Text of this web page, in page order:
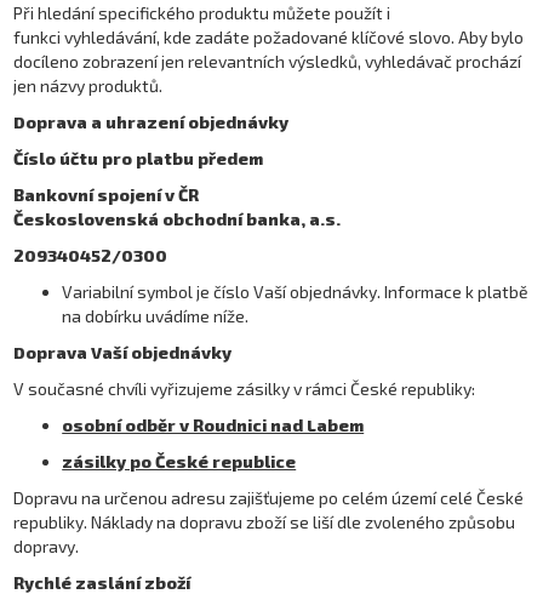
Při hledání specifického produktu můžete použít i
funkci vyhledávání, kde zadáte požadované klíčové slovo. Aby bylo
docíleno zobrazení jen relevantních výsledků, vyhledávač prochází
jen názvy produktů.
Doprava a uhrazení objednávky
Číslo účtu pro platbu předem
Bankovní spojení v ČR
Československá obchodní banka, a.s.
209340452/0300
Variabilní symbol je číslo Vaší objednávky. Informace k platbě
na dobírku uvádíme níže.
Doprava Vaší objednávky
V současné chvíli vyřizujeme zásilky v rámci České republiky:
osobní odběr v Roudnici nad Labem
zásilky po České republice
Dopravu na určenou adresu zajišťujeme po celém území celé České
republiky. Náklady na dopravu zboží se liší dle zvoleného způsobu
dopravy.
Rychlé zaslání zboží